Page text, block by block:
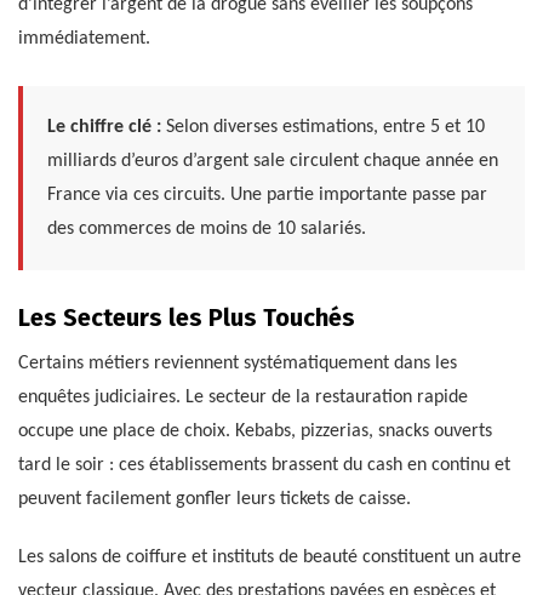
d’intégrer l’argent de la drogue sans éveiller les soupçons
immédiatement.
Le chiffre clé : Selon diverses estimations, entre 5 et 10
milliards d’euros d’argent sale circulent chaque année en
France via ces circuits. Une partie importante passe par
des commerces de moins de 10 salariés.
Les Secteurs les Plus Touchés
Certains métiers reviennent systématiquement dans les
enquêtes judiciaires. Le secteur de la restauration rapide
occupe une place de choix. Kebabs, pizzerias, snacks ouverts
tard le soir : ces établissements brassent du cash en continu et
peuvent facilement gonfler leurs tickets de caisse.
Les salons de coiffure et instituts de beauté constituent un autre
vecteur classique. Avec des prestations payées en espèces et